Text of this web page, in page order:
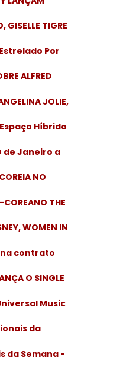
TIGRE
Por
ALFRED
JOLIE,
Híbrido
de Janeiro a
NO
THE
WOMEN IN
contrato
O SINGLE
Music
da
da Semana -